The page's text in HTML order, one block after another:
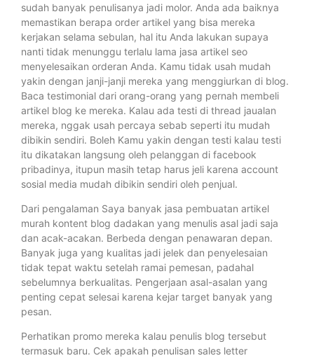
sudah banyak penulisanya jadi molor. Anda ada baiknya
memastikan berapa order artikel yang bisa mereka
kerjakan selama sebulan, hal itu Anda lakukan supaya
nanti tidak menunggu terlalu lama jasa artikel seo
menyelesaikan orderan Anda. Kamu tidak usah mudah
yakin dengan janji-janji mereka yang menggiurkan di blog.
Baca testimonial dari orang-orang yang pernah membeli
artikel blog ke mereka. Kalau ada testi di thread jaualan
mereka, nggak usah percaya sebab seperti itu mudah
dibikin sendiri. Boleh Kamu yakin dengan testi kalau testi
itu dikatakan langsung oleh pelanggan di facebook
pribadinya, itupun masih tetap harus jeli karena account
sosial media mudah dibikin sendiri oleh penjual.
Dari pengalaman Saya banyak jasa pembuatan artikel
murah kontent blog dadakan yang menulis asal jadi saja
dan acak-acakan. Berbeda dengan penawaran depan.
Banyak juga yang kualitas jadi jelek dan penyelesaian
tidak tepat waktu setelah ramai pemesan, padahal
sebelumnya berkualitas. Pengerjaan asal-asalan yang
penting cepat selesai karena kejar target banyak yang
pesan.
Perhatikan promo mereka kalau penulis blog tersebut
termasuk baru. Cek apakah penulisan sales letter